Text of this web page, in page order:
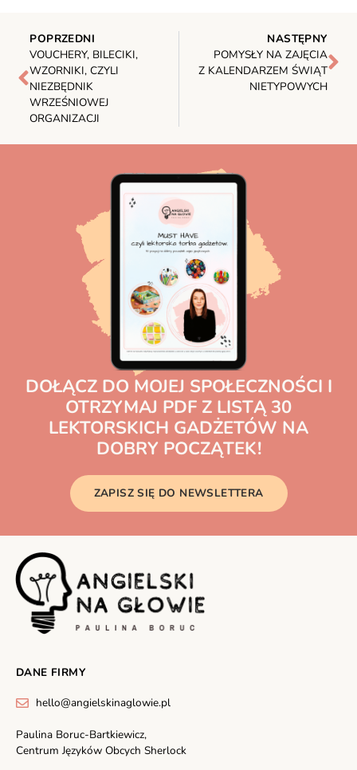
POPRZEDNI
VOUCHERY, BILECIKI,
WZORNIKI, CZYLI
NIEZBĘDNIK
WRZEŚNIOWEJ
ORGANIZACJI
NASTĘPNY
POMYSŁY NA ZAJĘCIA
Z KALENDARZEM ŚWIĄT
NIETYPOWYCH
DOŁĄCZ DO MOJEJ SPOŁECZNOŚCI I
OTRZYMAJ PDF Z LISTĄ 30
LEKTORSKICH GADŻETÓW NA
DOBRY POCZĄTEK!
ZAPISZ SIĘ DO NEWSLETTERA
DANE FIRMY
hello@angielskinaglowie.pl
Paulina Boruc-Bartkiewicz,
Centrum Języków Obcych Sherlock